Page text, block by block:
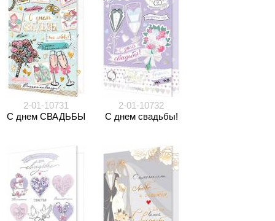
2-01-10731
С днем СВАДЬБЫ
2-01-10732
С днем свадьбы!